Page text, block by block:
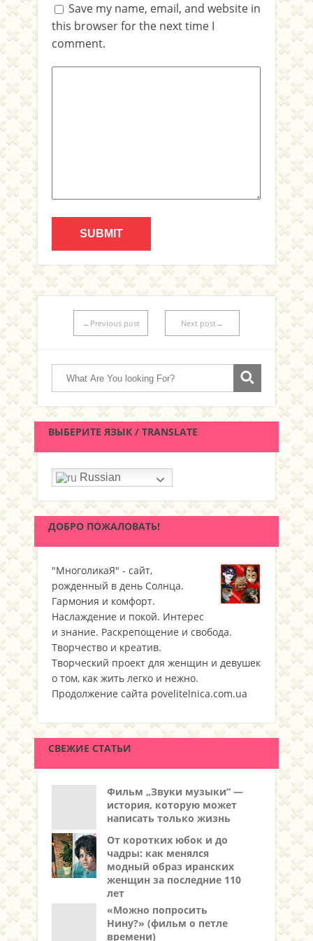
Save my name, email, and website in
this browser for the next time I
comment.
←Previous post Next post→
ВЫБЕРИТЕ ЯЗЫК / TRANSLATE
Russian
ДОБРО ПОЖАЛОВАТЬ!
"МноголикаЯ" - сайт,
рожденный в день Солнца.
Гармония и комфорт.
Наслаждение и покой. Интерес
и знание. Раскрепощение и свобода.
Творчество и креатив.
Творческий проект для женщин и девушек
о том, как жить легко и нежно.
Продолжение сайта povelitelnica.com.ua
СВЕЖИЕ СТАТЬИ
Фильм „Звуки музыки“ —
история, которую может
написать только жизнь
От коротких юбок и до
чадры: как менялся
модный образ иранских
женщин за последние 110
лет
«Можно попросить
Нину?» (фильм о петле
времени)